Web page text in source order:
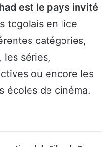
est le pays invité
togolais en lice
catégories,
les séries,
ou encore les
écoles de cinéma.